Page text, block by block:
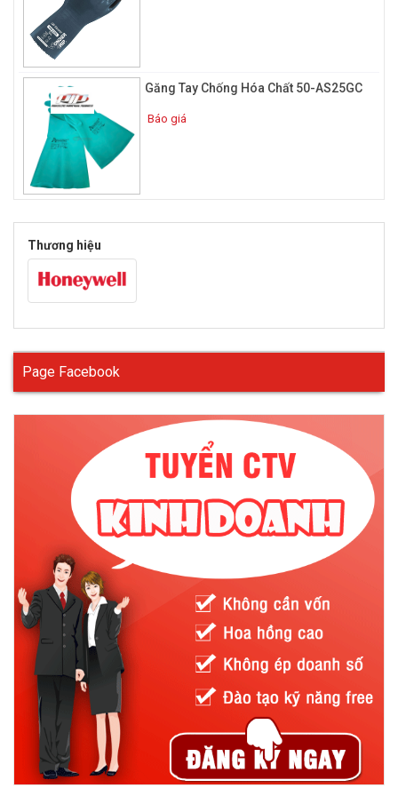
Găng tay chống hóa chất làm từ chất liệu gì ?
Một số loại găng tay chống hóa chất thông thường hay được
người lao động chọn sử dụng:
Găng tay cao su chống hóa chất butyl
Đây là loại găng tay cao su được làm từ cao su tổng hợp, được
sử dụng khi tiếp xúc với hóa chất trong thời gian dài. Chúng có
tác dụng bảo vệ da tay trước các tác nhân như axit nitric, axit
sunfuric, axit hydrochloric, axit HF… Đồng thời chúng còn giúp
chống lại quá trình oxy hóa và ozone ăn mòn, thấm hơi nước,
linh hoạt trong nhiệt độ thấp.
Găng tay cao su chống hóa chất tự nhiên latex
Găng Tay Chống Hóa Chất 50-AS25GC
Báo giá
Thương hiệu
Page Facebook